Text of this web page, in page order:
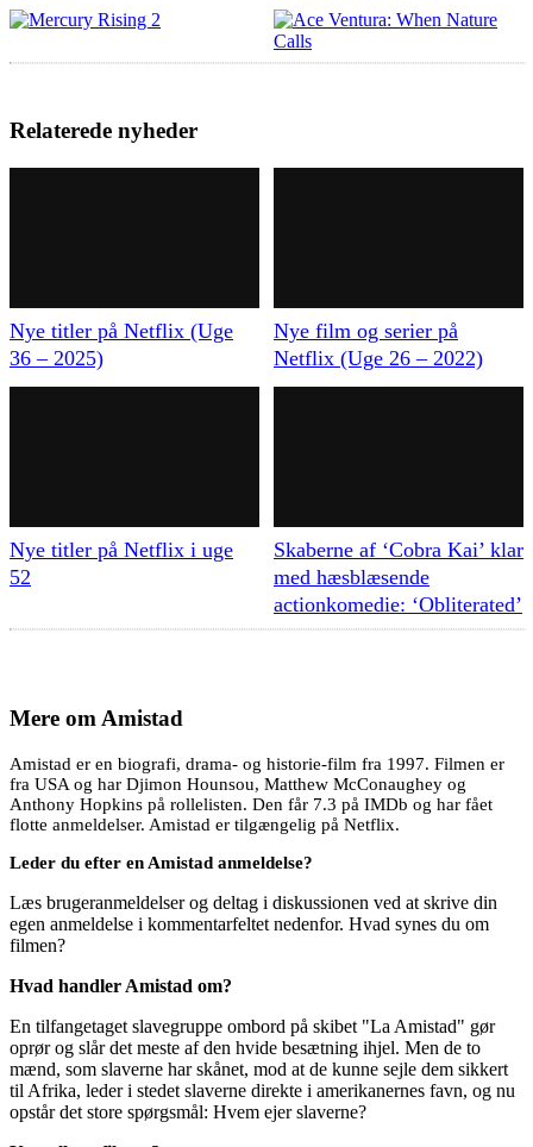
Relaterede nyheder
Nye titler på Netflix (Uge
36 – 2025)
Nye film og serier på
Netflix (Uge 26 – 2022)
Nye titler på Netflix i uge
52
Skaberne af ‘Cobra Kai’ klar
med hæsblæsende
actionkomedie: ‘Obliterated’
Mere om Amistad
Amistad er en biografi, drama- og historie-film fra 1997. Filmen er
fra USA og har Djimon Hounsou, Matthew McConaughey og
Anthony Hopkins på rollelisten. Den får 7.3 på IMDb og har fået
flotte anmeldelser. Amistad er tilgængelig på Netflix.
Leder du efter en Amistad anmeldelse?
Læs brugeranmeldelser og deltag i diskussionen ved at skrive din
egen anmeldelse i kommentarfeltet nedenfor. Hvad synes du om
filmen?
Hvad handler Amistad om?
En tilfangetaget slavegruppe ombord på skibet "La Amistad" gør
oprør og slår det meste af den hvide besætning ihjel. Men de to
mænd, som slaverne har skånet, mod at de kunne sejle dem sikkert
til Afrika, leder i stedet slaverne direkte i amerikanernes favn, og nu
opstår det store spørgsmål: Hvem ejer slaverne?